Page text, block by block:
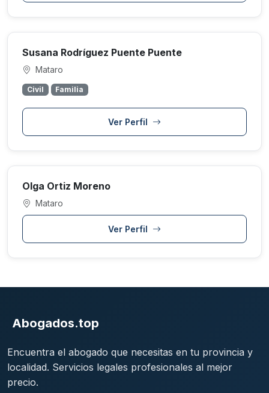
Susana Rodríguez Puente Puente
Mataro
Civil Familia
Ver Perfil
Olga Ortiz Moreno
Mataro
Ver Perfil
Abogados.top
Encuentra el abogado que necesitas en tu provincia y
localidad. Servicios legales profesionales al mejor
precio.